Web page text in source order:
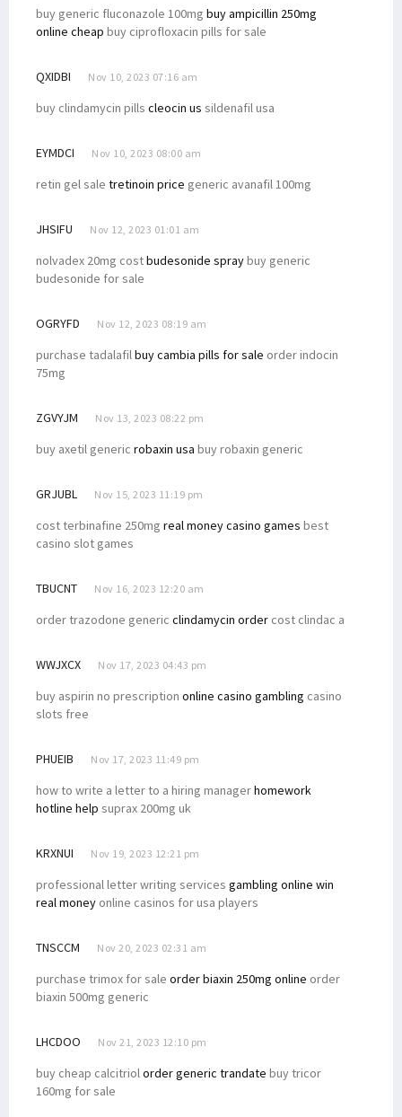
buy generic fluconazole 100mg buy ampicillin 250mg
online cheap buy ciprofloxacin pills for sale
QXIDBI Nov 10, 2023 07:16 am
buy clindamycin pills cleocin us sildenafil usa
EYMDCI Nov 10, 2023 08:00 am
retin gel sale tretinoin price generic avanafil 100mg
JHSIFU Nov 12, 2023 01:01 am
nolvadex 20mg costbudesonide spraybuy generic
budesonide for sale
OGRYFD Nov 12, 2023 08:19 am
purchase tadalafilbuy cambia pills for sale order indocin
75mg
ZGVYJM Nov 13, 2023 08:22 pm
buy axetil generic robaxin usa buy robaxin generic
GRJUBL Nov 15, 2023 11:19 pm
cost terbinafine 250mg real money casino games best
casino slot games
TBUCNT Nov 16, 2023 12:20 am
order trazodone generic clindamycin order cost clindac a
WWJXCX Nov 17, 2023 04:43 pm
buy aspirin no prescription online casino gambling casino
slots free
PHUEIB Nov 17, 2023 11:49 pm
how to write a letter to a hiring managerhomework
hotline help suprax 200mg uk
KRXNUI Nov 19, 2023 12:21 pm
professional letter writing services gambling online win
real money online casinos for usa players
TNSCCM Nov 20, 2023 02:31 am
purchase trimox for sale order biaxin 250mg online order
biaxin 500mg generic
LHCDOO Nov 21, 2023 12:10 pm
buy cheap calcitriolorder generic trandate buy tricor
160mg for sale